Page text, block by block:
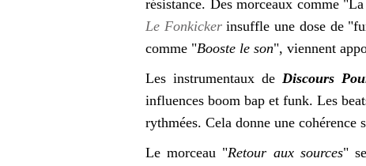
résistance. Des morceaux comme
Le Fonkickerinsuffle une dose de
comme "Booste le son", viennent
Les instrumentaux deDiscours
influences boom bap et funk. Les
rythmées. Cela donne une cohérence
Le morceau "Retour aux sources"